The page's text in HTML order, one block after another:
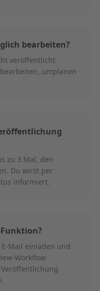
bearbeiten?
veröffentlicht
umplanen
zu 3 Mal, den
Du wirst per
informiert.
Mail einladen und
Workflow